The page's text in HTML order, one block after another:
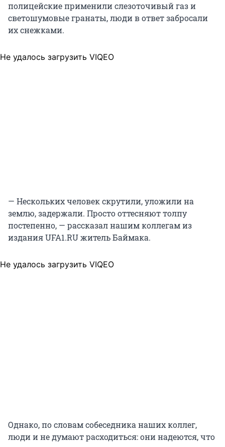
полицейские применили слезоточивый газ и
светошумовые гранаты, люди в ответ забросали
их снежками.
Не удалось загрузить VIQEO
— Нескольких человек скрутили, уложили на
землю, задержали. Просто оттесняют толпу
постепенно, — рассказал нашим коллегам из
издания UFA1.RU житель Баймака.
Не удалось загрузить VIQEO
Однако, по словам собеседника наших коллег,
люди и не думают расходиться: они надеются, что